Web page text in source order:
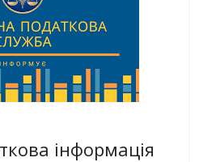
інформація